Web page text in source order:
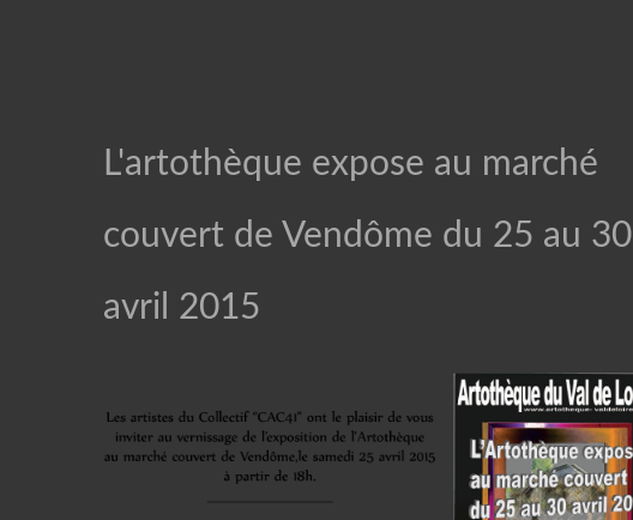
L'artothèque expose au marché
couvert de Vendôme du 25 au 30
avril 2015